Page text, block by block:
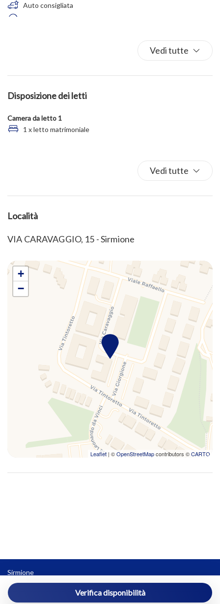
Auto consigliata
Cucina
Divano
Doccia
Estintore
Lavatrice
Letto matrimoniale
Parcheggio
Phon
Riscaldamento / Condizionatore autonomo
Soggiorno
Terrazza abitabile
Vedi tutte
Disposizione dei letti
Camera da letto 1
1 x letto matrimoniale
Vedi tutte
Località
VIA CARAVAGGIO, 15 - Sirmione
+
−
Leaflet | ©OpenStreetMapcontributors ©CARTO
Verifica disponibilità
Sirmione
sirmione@vivereilgarda.net
3396341092